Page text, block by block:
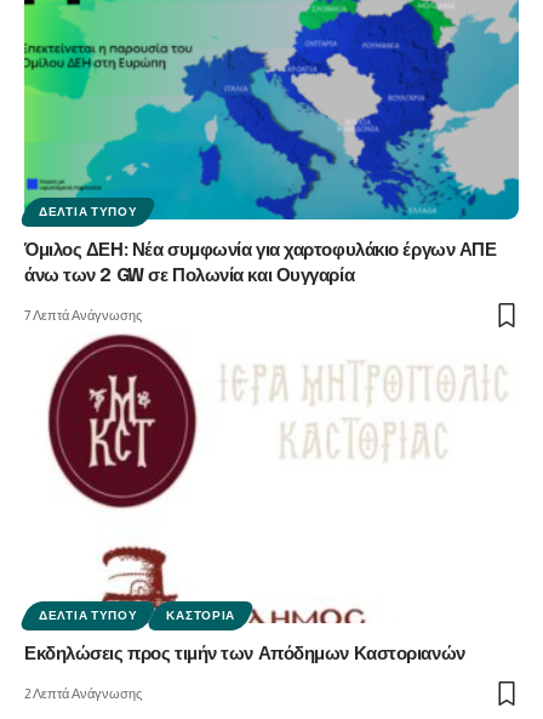
ΔΕΛΤΊΑ ΤΎΠΟΥ
Όμιλος ΔΕΗ: Νέα συμφωνία για χαρτοφυλάκιο έργων ΑΠΕ
άνω των 2 GW σε Πολωνία και Ουγγαρία
7 Λεπτά Ανάγνωσης
ΔΕΛΤΊΑ ΤΎΠΟΥ ΚΑΣΤΟΡΙΆ
Εκδηλώσεις προς τιμήν των Απόδημων Καστοριανών
2 Λεπτά Ανάγνωσης